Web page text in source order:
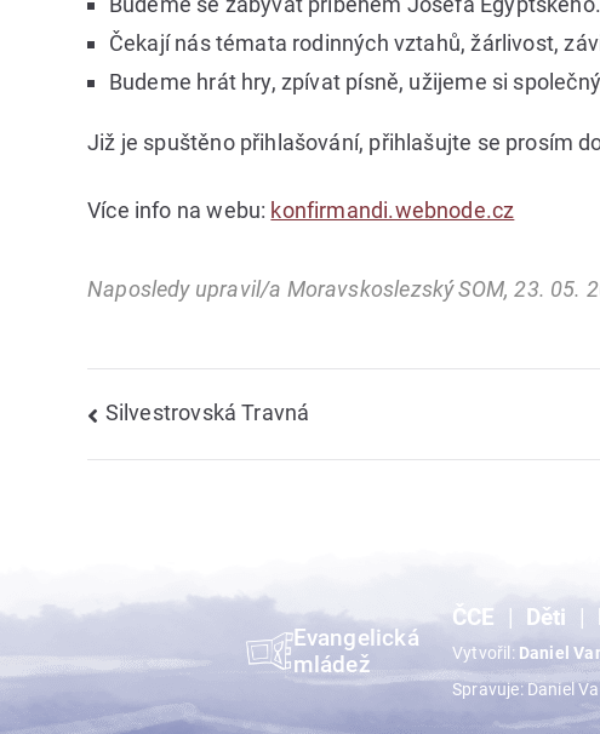
Čekají nás témata rodinných vztahů, žárlivost,
Budeme hrát hry, zpívat písně, užijeme si
Již je spuštěno přihlašování, přihlašujte se prosím
Více info na webu: konfirmandi.webnode.cz
Naposledy upravil/a Moravskoslezský SOM, 23. 05.
Navigace
pro
Silvestrovská Travná
Evangelická
mládež
ČCE Děti
Vytvořil: Daniel
Spravuje: Daniel